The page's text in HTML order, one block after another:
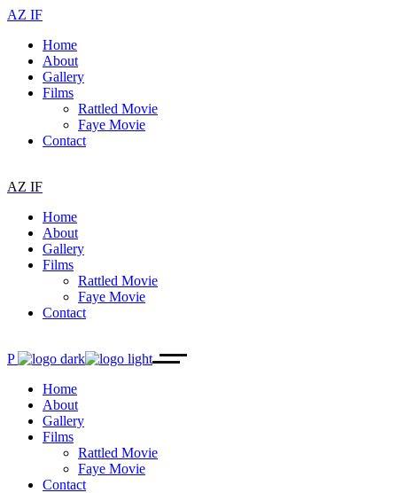
AZ IF
Home
About
Gallery
Films
Rattled Movie
Faye Movie
Contact
AZ IF
Home
About
Gallery
Films
Rattled Movie
Faye Movie
Contact
P
Home
About
Gallery
Films
Rattled Movie
Faye Movie
Contact